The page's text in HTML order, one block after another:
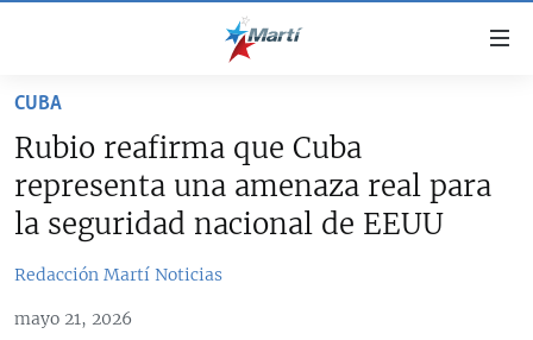
accesibilidad
contenido
principal
navegación
ESTADOS UNIDOS
CUBA
Rubio reafirma que Cuba
representa una amenaza real para
la seguridad nacional de EEUU
Redacción Martí Noticias
mayo 21, 2026